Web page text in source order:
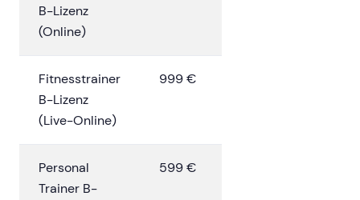
B-Lizenz
(Online)
Fitnesstrainer
B-Lizenz
(Live-Online)
999 €
Personal
Trainer B-
599 €